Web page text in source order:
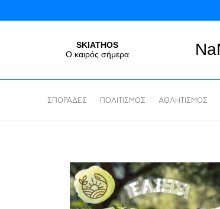
ΣΠΟΡΑΔΕΣ ΠΟΛΙΤΙΣΜΟΣ ΑΘΛΗΤΙΣΜΟΣ